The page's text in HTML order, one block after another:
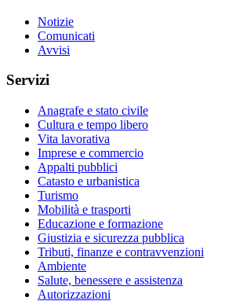
Notizie
Comunicati
Avvisi
Servizi
Anagrafe e stato civile
Cultura e tempo libero
Vita lavorativa
Imprese e commercio
Appalti pubblici
Catasto e urbanistica
Turismo
Mobilità e trasporti
Educazione e formazione
Giustizia e sicurezza pubblica
Tributi, finanze e contravvenzioni
Ambiente
Salute, benessere e assistenza
Autorizzazioni